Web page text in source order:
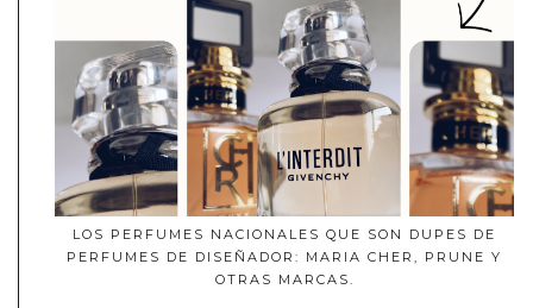
LOS PERFUMES NACIONALES QUE SON DUPES DE
PERFUMES DE DISEÑADOR: MARIA CHER, PRUNE Y
OTRAS MARCAS.